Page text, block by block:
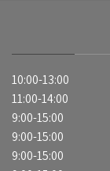
10:00-13:00
11:00-14:00
9:00-15:00
9:00-15:00
9:00-15:00